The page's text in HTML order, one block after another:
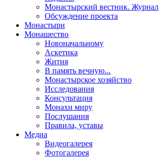
Монастырский вестник. Журнал
Обсуждение проекта
Монастыри
Монашество
Новоначальному
Аскетика
Жития
В память вечную...
Монастырское хозяйство
Исследования
Консультация
Монахи миру
Послушания
Правила, уставы
Медиа
Видеогалерея
Фотогалерея